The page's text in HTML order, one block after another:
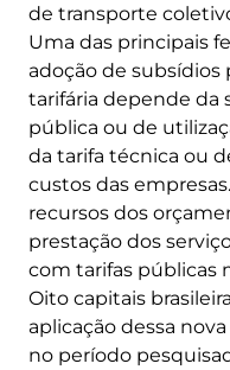
de transporte
Uma das principais
adoção de
tarifária depende da
pública ou de
da tarifa técnica ou
custos das
recursos dos
prestação dos
com tarifas públicas
Oito capitais
aplicação dessa
no período